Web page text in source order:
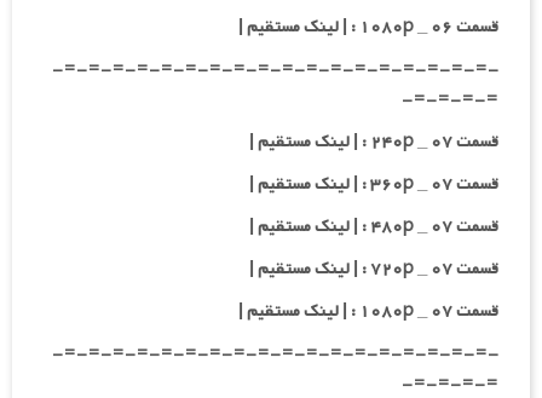
قسمت ۰۶ _ ۱۰۸۰p : | لینک مستقیم |
-=-=-=-=-=-=-=-=-=-=-=-=-=-=-=-=-=-=-
=-=-=-=-
قسمت ۰۷ _ ۲۴۰p : | لینک مستقیم |
قسمت ۰۷ _ ۳۶۰p : | لینک مستقیم |
قسمت ۰۷ _ ۴۸۰p : | لینک مستقیم |
قسمت ۰۷ _ ۷۲۰p : | لینک مستقیم |
قسمت ۰۷ _ ۱۰۸۰p : | لینک مستقیم |
-=-=-=-=-=-=-=-=-=-=-=-=-=-=-=-=-=-=-
=-=-=-=-